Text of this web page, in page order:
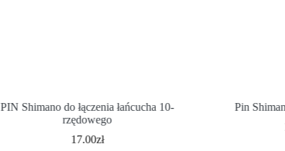
PIN Shimano do łączenia łańcucha 10-
rzędowego
17.00zł
Pin